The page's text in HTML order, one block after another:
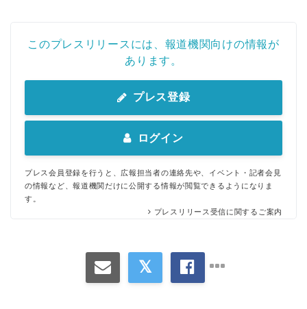
このプレスリリースには、報道機関向けの情報が
あります。
プレス登録
ログイン
プレス会員登録を行うと、広報担当者の連絡先や、イベント・記者会見
の情報など、報道機関だけに公開する情報が閲覧できるようになりま
す。
プレスリリース受信に関するご案内